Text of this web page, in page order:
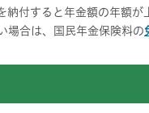
付すると年金額の年額が
場合は、国民年金保険料の